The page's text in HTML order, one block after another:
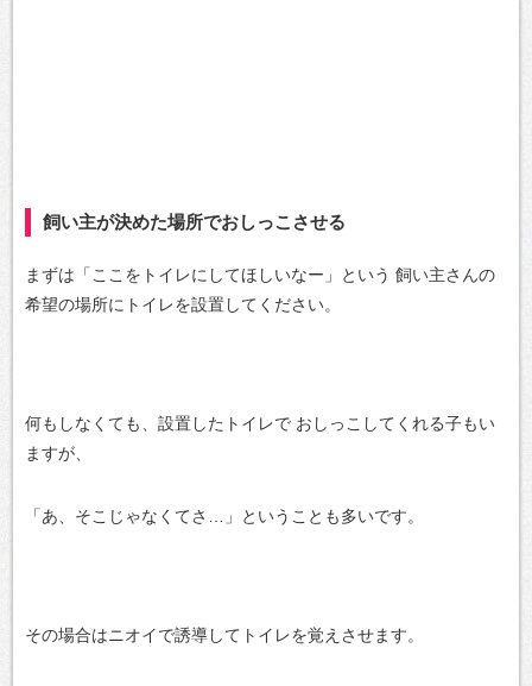
飼い主が決めた場所でおしっこさせる
まずは「ここをトイレにしてほしいなー」という 飼い主さんの
希望の場所にトイレを設置してください。
何もしなくても、設置したトイレで おしっこしてくれる子もい
ますが、
「あ、そこじゃなくてさ…」ということも多いです。
その場合はニオイで誘導してトイレを覚えさせます。